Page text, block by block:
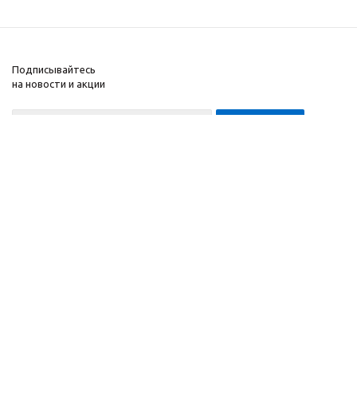
Подписывайтесь
на новости и акции